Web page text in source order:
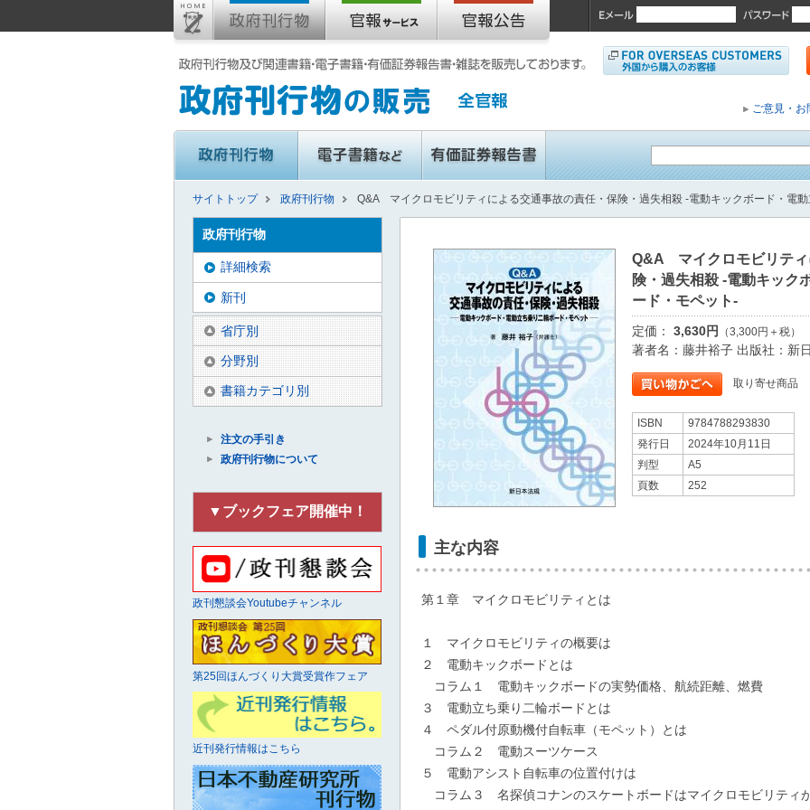
ご意見・お
サイトトップ 政府刊行物 Q&A マイクロモビリティによる交通事故の責任・保険・過失相殺 -電動キックボード・電
Q&A マイクロモビリティ
険・過失相殺 -電動キック
ード・モペット-
定価： 3,630円 （3,300円＋税）
著者名：藤井裕子 出版社：新
取り寄せ商品
ISBN
9784788293830
発行日
2024年10月11日
判型
A5
頁数
252
主な内容
第１章 マイクロモビリティとは
１ マイクロモビリティの概要は
２ 電動キックボードとは
コラム１ 電動キックボードの実勢価格、航続距離、燃費
３ 電動立ち乗り二輪ボードとは
４ ペダル付原動機付自転車（モペット）とは
コラム２ 電動スーツケース
５ 電動アシスト自転車の位置付けは
コラム３ 名探偵コナンのスケートボードはマイクロモビリティ
政府刊行物
詳細検索
新刊
省庁別
分野別
書籍カテゴリ別
注文の手引き
政府刊行物について
▼ブックフェア開催中！
政刊懇談会Youtubeチャンネル
第25回ほんづくり大賞受賞作フェア
近刊発行情報はこちら